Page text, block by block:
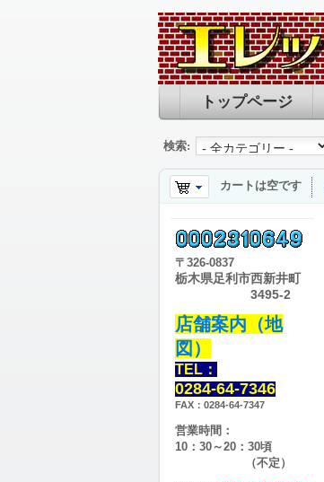
トップページ
検索:
カートは空です
〒 326-0837
栃木県足利市西新井町
3495-2
店舗案内（地
図）
TEL：
0284-64-7346
FAX：0284-64-7347
営業時間：
10：30～20：30頃
（不定）